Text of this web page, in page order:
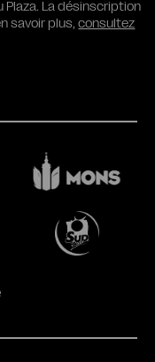
La désinscription
savoir plus,consultez